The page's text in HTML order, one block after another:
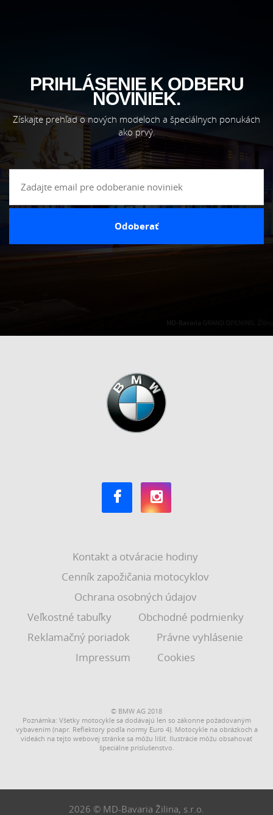
PRIHLÁSENIE K ODBERU
NOVINIEK.
Získajte prehľad o nových modeloch a špeciálnych ponukách
ako prvý.
Odoberať
Kontakt a otváracie hodiny
Cenník zapožičania motocyklov
Ochrana osobných údajov
Veľkostné tabuľky
Obchodné podmienky
Reklamačný poriadok
Právne vyhlásenie
Impressum
Cookies
© BMW AG 2018
Poznámka: Všetky motocykle sa dodávajú len so zákonne požadovaným
vybavením (napr. Reflektory podľa normy Euro 4). Motocykle na obrázkoch a
videách na tejto webovej stránke sa môžu líšiť. Ilustrácie môžu obsahovať
špeciálne príslušenstvo.
2026 © MD-Bavaria Žilina, s.r.o.